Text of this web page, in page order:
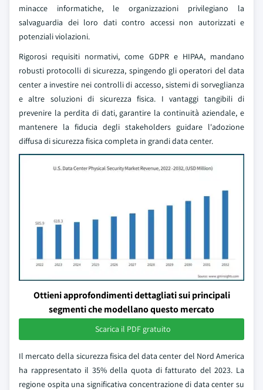
minacce informatiche, le organizzazioni privilegiano la
salvaguardia dei loro dati contro accessi non autorizzati e
potenziali violazioni.
Rigorosi requisiti normativi, come GDPR e HIPAA, mandano
robusti protocolli di sicurezza, spingendo gli operatori del data
center a investire nei controlli di accesso, sistemi di sorveglianza
e altre soluzioni di sicurezza fisica. I vantaggi tangibili di
prevenire la perdita di dati, garantire la continuità aziendale, e
mantenere la fiducia degli stakeholders guidare l'adozione
diffusa di sicurezza fisica completa in grandi data center.
Ottieni approfondimenti dettagliati sui principali
segmenti che modellano questo mercato
Scarica il PDF gratuito
Il mercato della sicurezza fisica del data center del Nord America
ha rappresentato il 35% della quota di fatturato del 2023. La
regione ospita una significativa concentrazione di data center su